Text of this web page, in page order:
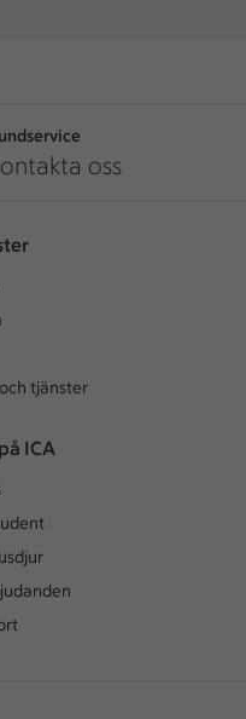
oss
tjänster
ICA